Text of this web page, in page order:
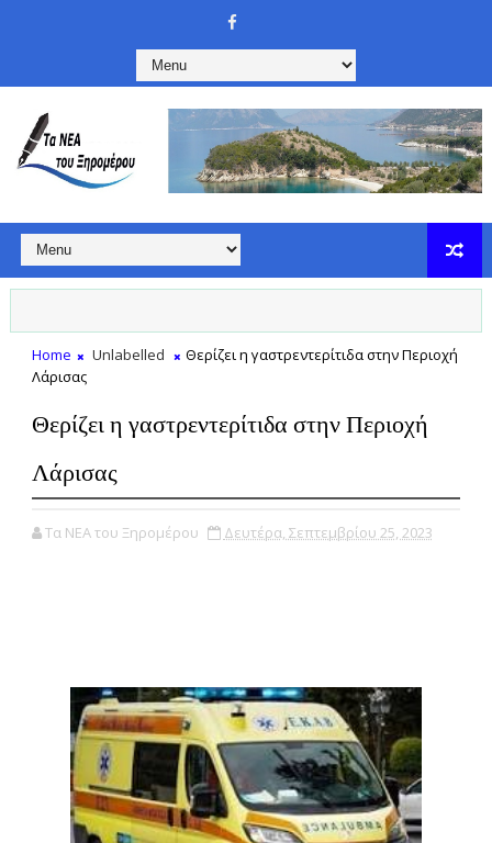
Home Unlabelled
Θερίζει η γαστρεντερίτιδα στην Περιοχή
Λάρισας
Θερίζει η γαστρεντερίτιδα στην Περιοχή
Λάρισας
Τα ΝΕΑ του Ξηρομέρου Δευτέρα, Σεπτεμβρίου 25, 2023